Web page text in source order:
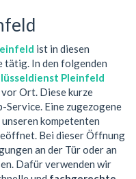
ist in diesen
tätig. In den folgenden
Pleinfeld
Ort. Diese kurze
Eine zugezogene
kompetenten
Bei dieser Öffnung
an der Tür oder an
Dafür verwenden wir